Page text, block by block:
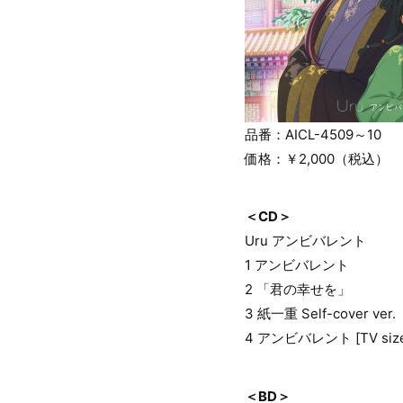
品番：AICL-4509～10
価格：￥2,000（税込）
＜CD＞
Uru アンビバレント
1 アンビバレント
2 「君の幸せを」
3 紙一重 Self-cover ver.
4 アンビバレント [TV
＜BD＞